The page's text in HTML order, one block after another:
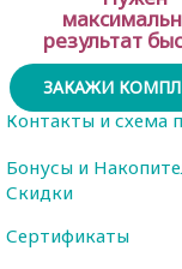
результат
ЗАКАЖИ
Контакты и схема
Бонусы и
Скидки
Сертификаты